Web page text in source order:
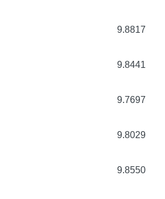
9.8817
9.8441
9.7697
9.8029
9.8550